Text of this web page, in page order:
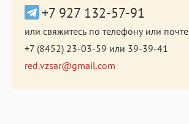
+7 927 132-57-91
или свяжитесь по телефону или почте
+7 (8452) 23-03-59 или 39-39-41
red.vzsar@gmail.com